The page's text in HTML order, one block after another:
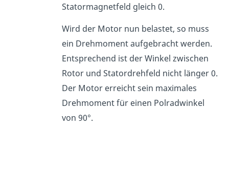
Statormagnetfeld gleich 0.
Wird der Motor nun belastet, so muss
ein Drehmoment aufgebracht werden.
Entsprechend ist der Winkel zwischen
Rotor und Statordrehfeld nicht länger 0.
Der Motor erreicht sein maximales
Drehmoment für einen Polradwinkel
von 90°.